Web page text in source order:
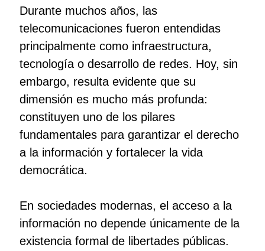
Durante muchos años, las
telecomunicaciones fueron entendidas
principalmente como infraestructura,
tecnología o desarrollo de redes. Hoy, sin
embargo, resulta evidente que su
dimensión es mucho más profunda:
constituyen uno de los pilares
fundamentales para garantizar el derecho
a la información y fortalecer la vida
democrática.
En sociedades modernas, el acceso a la
información no depende únicamente de la
existencia formal de libertades públicas.